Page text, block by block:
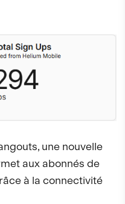
une nouvelle
aux abonnés de
à la connectivité